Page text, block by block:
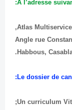
A l’adresse
Atlas
Angle rue
Habbous,
Le dossier de